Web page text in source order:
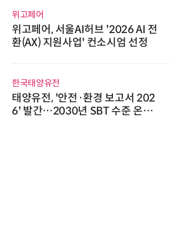
위고페어
위고페어, 서울AI허브 '2026 AI 전
환(AX) 지원사업' 컨소시엄 선정
한국태양유전
태양유전, '안전·환경 보고서 202
6' 발간…2030년 SBT 수준 온실